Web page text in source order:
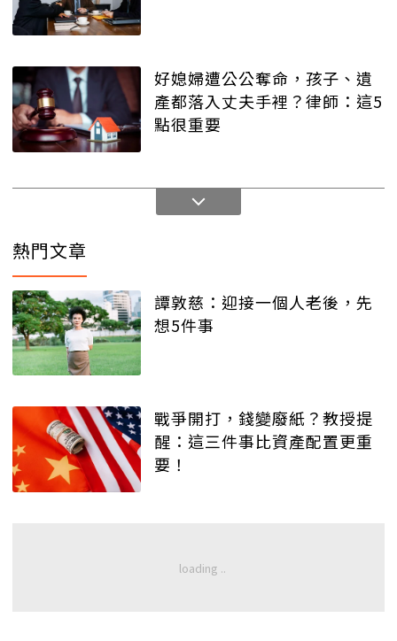
好媳婦遭公公奪命，孩子、遺
產都落入丈夫手裡？律師：這5
點很重要
熱門文章
譚敦慈：迎接一個人老後，先
想5件事
戰爭開打，錢變廢紙？教授提
醒：這三件事比資產配置更重
要！